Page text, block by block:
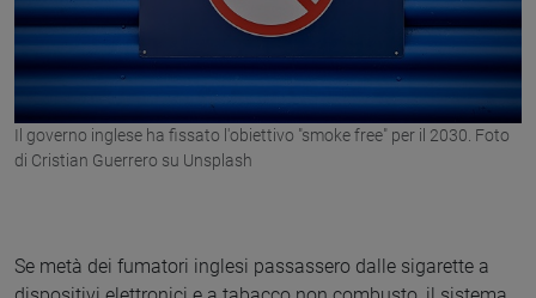
Il governo inglese ha fissato l'obiettivo "smoke free" per il 2030. Foto
di Cristian Guerrero su Unsplash
Se metà dei fumatori inglesi passassero dalle sigarette a